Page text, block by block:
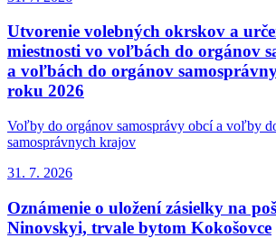
Utvorenie volebných okrskov a
miestnosti vo voľbách do orgánov
a voľbách do orgánov
roku 2026
Voľby do orgánov samosprávy obcí a voľby
samosprávnych krajov
31. 7. 2026
Oznámenie o uložení zásielky na
Ninovskyi, trvale bytom Kokošovce